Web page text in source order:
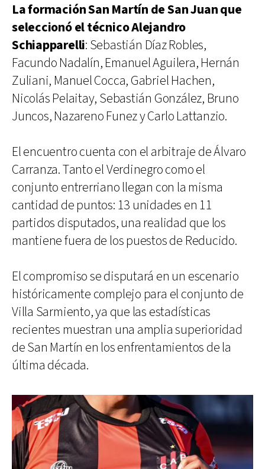
La formación San Martín de San Juan que
seleccionó el técnico Alejandro
Schiapparelli: Sebastián Díaz Robles,
Facundo Nadalín, Emanuel Aguilera, Hernán
Zuliani, Manuel Cocca, Gabriel Hachen,
Nicolás Pelaitay, Sebastián González, Bruno
Juncos, Nazareno Funez y Carlo Lattanzio.
El encuentro cuenta con el arbitraje de Álvaro
Carranza. Tanto el Verdinegro como el
conjunto entrerriano llegan con la misma
cantidad de puntos: 13 unidades en 11
partidos disputados, una realidad que los
mantiene fuera de los puestos de Reducido.
El compromiso se disputará en un escenario
históricamente complejo para el conjunto de
Villa Sarmiento, ya que las estadísticas
recientes muestran una amplia superioridad
de San Martín en los enfrentamientos de la
última década.